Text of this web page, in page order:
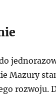
Mazury
rozwoju.